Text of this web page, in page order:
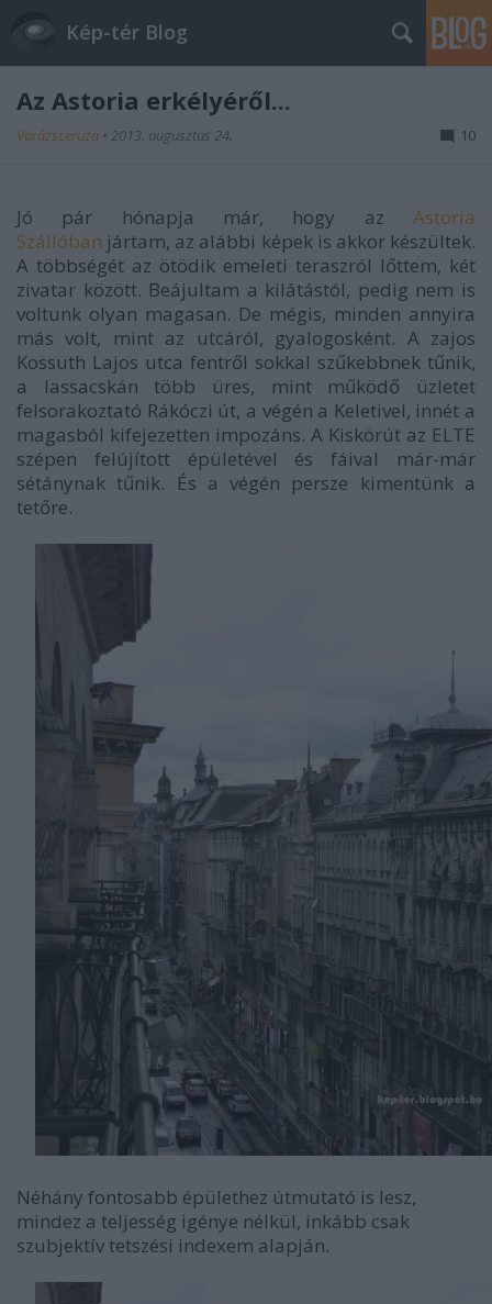
Kép-tér Blog
Az Astoria erkélyéről...
Varázsceruza • 2013. augusztus 24. 10
Jó pár hónapja már, hogy az Astoria
Szállóban jártam, az alábbi képek is akkor készültek.
A többségét az ötödik emeleti teraszról lőttem, két
zivatar között. Beájultam a kilátástól, pedig nem is
voltunk olyan magasan. De mégis, minden annyira
más volt, mint az utcáról, gyalogosként. A zajos
Kossuth Lajos utca fentről sokkal szűkebbnek tűnik,
a lassacskán több üres, mint működő üzletet
felsorakoztató Rákóczi út, a végén a Keletivel, innét a
magasból kifejezetten impozáns. A Kiskörút az ELTE
szépen felújított épületével és fáival már-már
sétánynak tűnik. És a végén persze kimentünk a
tetőre.
Néhány fontosabb épülethez útmutató is lesz,
mindez a teljesség igénye nélkül, inkább csak
szubjektív tetszési indexem alapján.